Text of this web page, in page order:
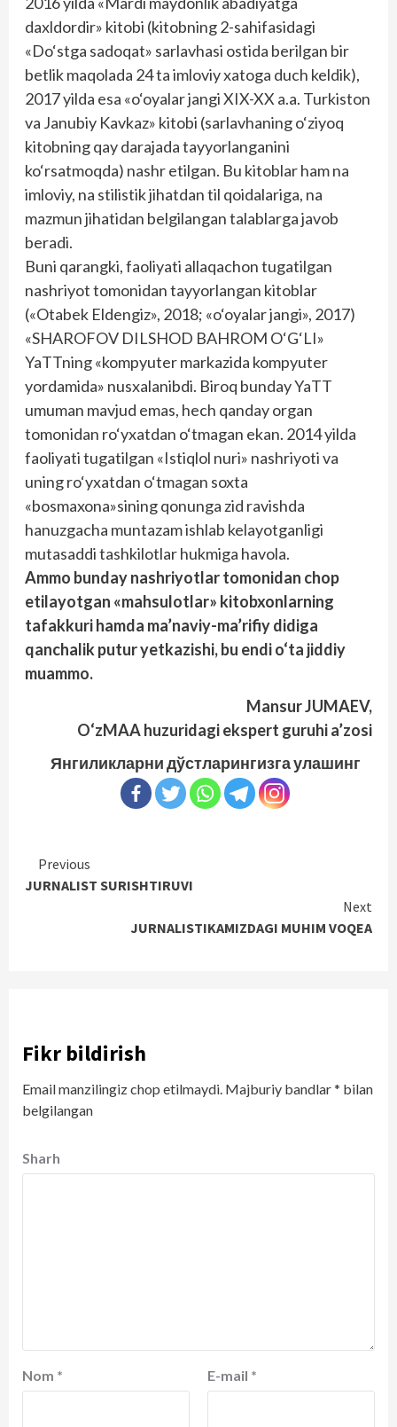
daxldordir» kitobi (kitobning 2-sahifasidagi
«Do‘stga sadoqat» sarlavhasi ostida berilgan bir
betlik maqolada 24 ta imloviy xatoga duch keldik),
2017 yilda esa «o‘oyalar jangi XIX-XX a.a. Turkiston
va Janubiy Kavkaz» kitobi (sarlavhaning o‘ziyoq
kitobning qay darajada tayyorlanganini
ko‘rsatmoqda) nashr etilgan. Bu kitoblar ham na
imloviy, na stilistik jihatdan til qoidalariga, na
mazmun jihatidan belgilangan talablarga javob
beradi.
Buni qarangki, faoliyati allaqachon tugatilgan
nashriyot tomonidan tayyorlangan kitoblar
(«Otabek Eldengiz», 2018; «o‘oyalar jangi», 2017)
«SHAROFOV DILSHOD BAHROM O‘G‘LI»
YaTTning «kompyuter markazida kompyuter
yordamida» nusxalanibdi. Biroq bunday YaTT
umuman mavjud emas, hech qanday organ
tomonidan ro‘yxatdan o‘tmagan ekan. 2014 yilda
faoliyati tugatilgan «Istiqlol nuri» nashriyoti va
uning ro‘yxatdan o‘tmagan soxta
«bosmaxona»sining qonunga zid ravishda
hanuzgacha muntazam ishlab kelayotganligi
mutasaddi tashkilotlar hukmiga havola.
Ammo bunday nashriyotlar tomonidan chop
etilayotgan «mahsulotlar» kitobxonlarning
tafakkuri hamda ma’naviy-ma’rifiy didiga
qanchalik putur yetkazishi, bu endi o‘ta jiddiy
muammo.
Mansur JUMAEV,
O‘zMAA huzuridagi ekspert guruhi a’zosi
Янгиликларни дўстларингизга улашинг
Continue
Reading
Previous
JURNALIST SURISHTIRUVI
Next
JURNALISTIKAMIZDAGI MUHIM VOQEA
Fikr bildirish
Email manzilingiz chop etilmaydi. Majburiy bandlar* bilan
belgilangan
Sharh
Nom * E-mail *